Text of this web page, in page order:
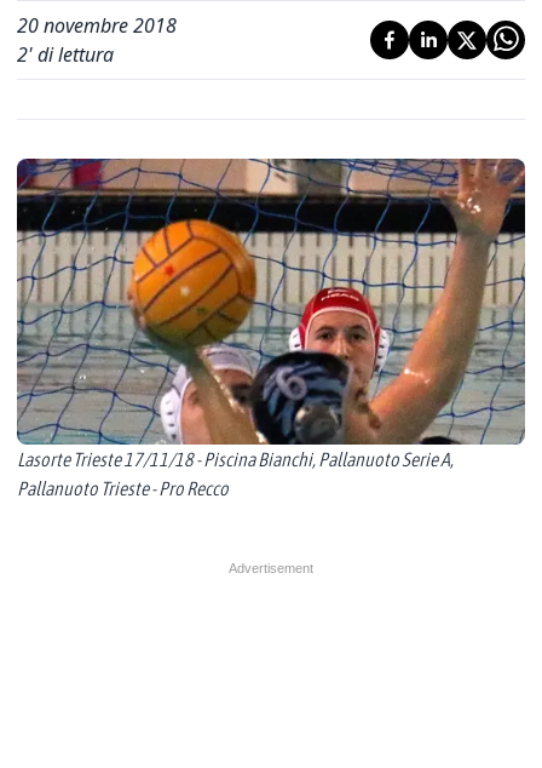
20 novembre 2018
2' di lettura
Lasorte Trieste 17/11/18 - Piscina Bianchi, Pallanuoto Serie A,
Pallanuoto Trieste - Pro Recco